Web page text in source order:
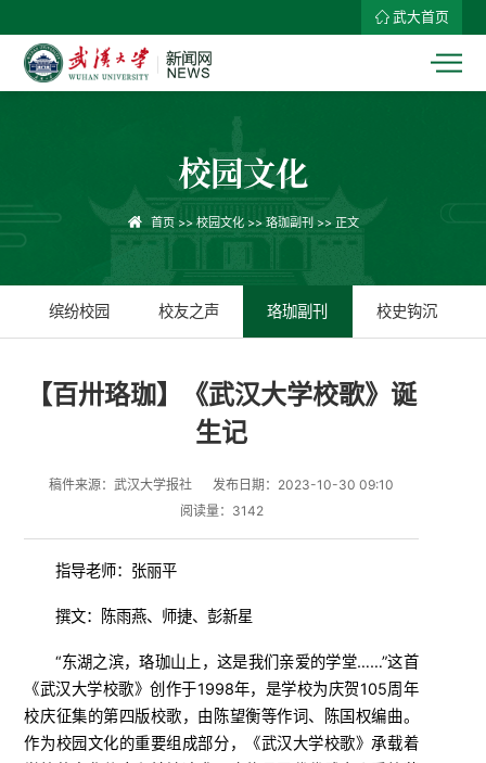
武大首页
校园文化
首页>> 校园文化>> 珞珈副刊 >> 正文
缤纷校园 校友之声 珞珈副刊 校史钩沉
【百卅珞珈】《武汉大学校歌》诞
生记
稿件来源：武汉大学报社
发布日期：2023-10-30 09:10
阅读量： 3142
指导老师：张丽平
撰文：陈雨燕、师捷、彭新星
“东湖之滨，珞珈山上，这是我们亲爱的学堂……”这首
《武汉大学校歌》创作于1998年，是学校为庆贺105周年
校庆征集的第四版校歌，由陈望衡等作词、陈国权编曲。
作为校园文化的重要组成部分，《武汉大学校歌》承载着